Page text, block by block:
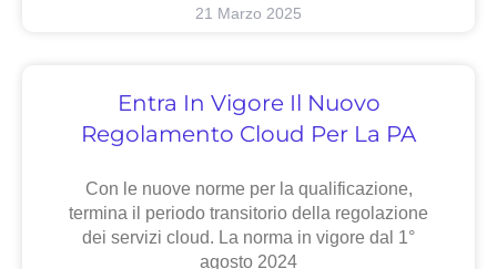
21 Marzo 2025
Entra In Vigore Il Nuovo
Regolamento Cloud Per La PA
Con le nuove norme per la qualificazione,
termina il periodo transitorio della regolazione
dei servizi cloud. La norma in vigore dal 1°
agosto 2024